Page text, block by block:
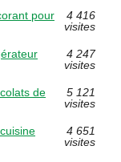
pour
4 416
visites
4 247
visites
de
5 121
visites
4 651
visites